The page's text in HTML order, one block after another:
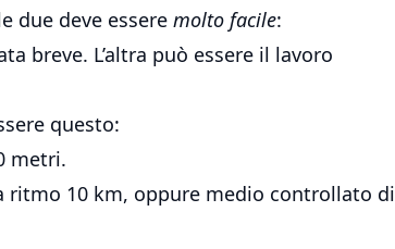
due deve essere molto facile:
breve. L’altra può essere il lavoro
questo:
metri.
ritmo 10 km, oppure medio controllato di